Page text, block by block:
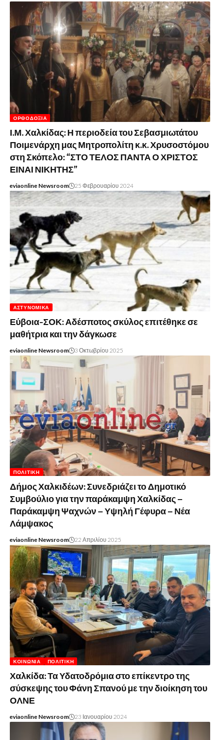
ΟΡΘΟΔΟΞΊΑ
Ι.Μ. Χαλκίδας: Η περιοδεία του Σεβασμιωτάτου
Ποιμενάρχη μας Μητροπολίτη κ.κ. Χρυσοστόμου
στη Σκόπελο: “ΣΤΟ ΤΕΛΟΣ ΠΑΝΤΑ Ο ΧΡΙΣΤΟΣ
ΕΙΝΑΙ ΝΙΚΗΤΗΣ”
eviaonline Newsroom 25 Φεβρουαρίου 2024
ΑΣΤΥΝΟΜΙΚΆ
Εύβοια-ΣΟΚ: Αδέσποτος σκύλος επιτέθηκε σε
μαθήτρια και την δάγκωσε
eviaonline Newsroom 3 Οκτωβρίου 2025
ΠΟΛΙΤΙΚΉ
Δήμος Χαλκιδέων: Συνεδριάζει το Δημοτικό
Συμβούλιο για την παράκαμψη Χαλκίδας –
Παράκαμψη Ψαχνών – Υψηλή Γέφυρα – Νέα
Λάμψακος
eviaonline Newsroom 22 Απριλίου 2025
ΚΟΙΝΩΝΊΑ ΠΟΛΙΤΙΚΉ
Χαλκίδα: Τα Υδατοδρόμια στο επίκεντρο της
σύσκεψης του Φάνη Σπανού με την διοίκηση του
ΟΛΝΕ
eviaonline Newsroom 23 Ιανουαρίου 2024